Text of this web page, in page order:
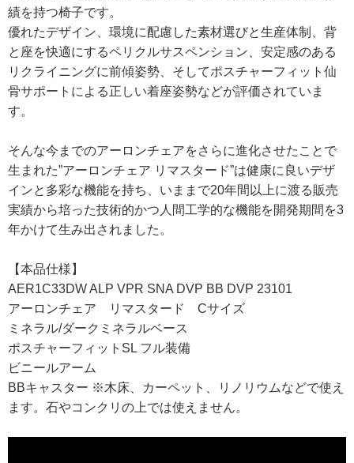
績を持つ椅子です。
優れたデザイン、環境に配慮した素材選びと生産体制、背
と座を快適にするペリクルサスペンション、安定感のある
リクライニングに前傾姿勢、そしてポスチャーフィット仙
骨サポートによる正しい着座姿勢などが評価されていま
す。
そんな今までのアーロンチェアをさらに進化させたことで
生まれた”アーロンチェア リマスタード”は健康に良いデザ
インと多彩な機能を持ち、いままで20年間以上に渡る販売
実績から培った技術的かつ人間工学的な機能を開発期間を3
年かけて生み出されました。
【本品仕様】
AER1C33DW ALP VPR SNA DVP BB DVP 23101
アーロンチェア リマスタード Cサイズ
ミネラル/ダークミネラルベース
ポスチャーフィットSL フル装備
ビニールアーム
BBキャスター ※木床、カーペット、リノリウムなどで使え
ます。石やコンクリの上では使えません。